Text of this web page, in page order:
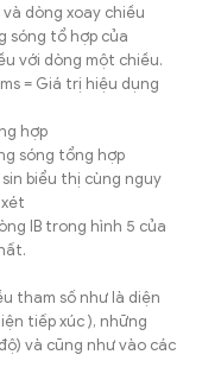
dòng xoay chiều
sóng tổ hợp của
với dòng một chiều.
= Giá trị hiệu dụng
hợp
sóng tổng hợp
biểu thị cùng nguy
IB trong hình 5 của
tham số như là diện
tiếp xúc ), những
và cũng như vào các